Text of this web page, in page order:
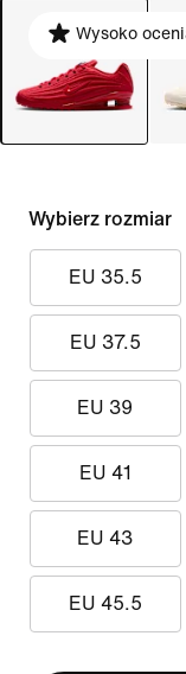
Wysoko
Wybierz rozmiar
EU 35.5
EU 37.5
EU 39
EU 41
EU 43
EU 45.5